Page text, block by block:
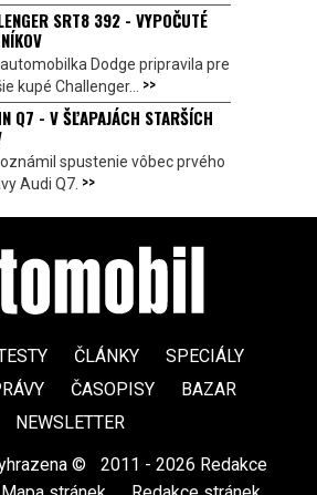
SRT8 392 - VYPOČUTÉ
Dodge pripravila pre
kupé Challenger... >>
Q7 - V ŠĽAPAJÁCH STARŠÍCH
spustenie vôbec prvého
Audi Q7. >>
ČLÁNKY
SPECIÁLY
ČASOPISY
BAZAR
NEWSLETTER
©
2011 - 2026 Redakce